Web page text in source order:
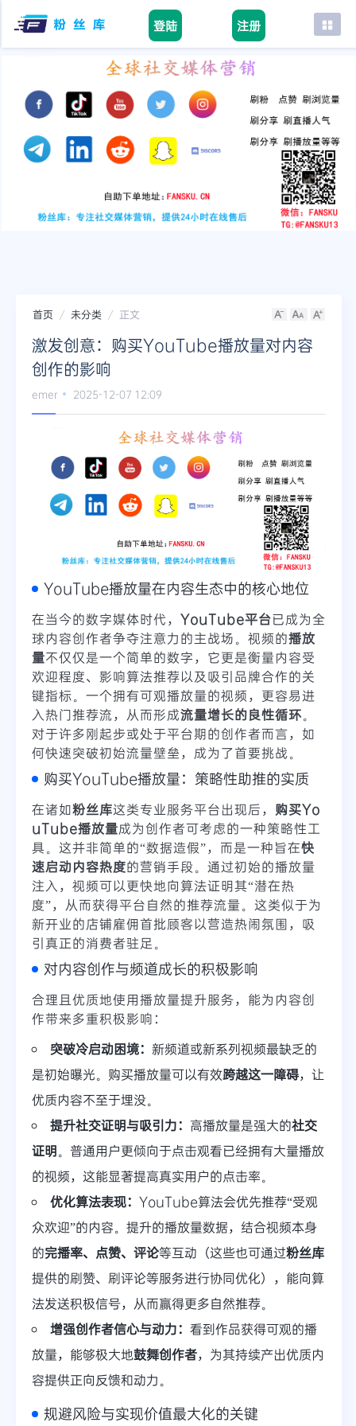
登陆 注册
首页
tiktok
youtube
instagram
首页 未分类 正文
激发创意：购买YouTube播放量对内容
创作的影响
emer 2025-12-07 12:09
YouTube播放量在内容生态中的核心地位
在当今的数字媒体时代， YouTube平台已成为全
球内容创作者争夺注意力的主战场。视频的播放
量不仅仅是一个简单的数字，它更是衡量内容受
欢迎程度、影响算法推荐以及吸引品牌合作的关
键指标。一个拥有可观播放量的视频，更容易进
入热门推荐流，从而形成流量增长的良性循环。
对于许多刚起步或处于平台期的创作者而言，如
何快速突破初始流量壁垒，成为了首要挑战。
购买YouTube播放量：策略性助推的实质
在诸如粉丝库这类专业服务平台出现后， 购买Yo
uTube播放量成为创作者可考虑的一种策略性工
具。这并非简单的“数据造假”，而是一种旨在快
速启动内容热度的营销手段。通过初始的播放量
注入，视频可以更快地向算法证明其“潜在热
度”，从而获得平台自然的推荐流量。这类似于为
新开业的店铺雇佣首批顾客以营造热闹氛围，吸
引真正的消费者驻足。
对内容创作与频道成长的积极影响
合理且优质地使用播放量提升服务，能为内容创
作带来多重积极影响：
突破冷启动困境： 新频道或新系列视频最缺乏的
是初始曝光。购买播放量可以有效跨越这一障碍，让
优质内容不至于埋没。
提升社交证明与吸引力： 高播放量是强大的社交
证明。普通用户更倾向于点击观看已经拥有大量播放
的视频，这能显著提高真实用户的点击率。
优化算法表现： YouTube算法会优先推荐“受观
众欢迎”的内容。提升的播放量数据，结合视频本身
的完播率、点赞、评论等互动（这些也可通过粉丝库
提供的刷赞、刷评论等服务进行协同优化），能向算
法发送积极信号，从而赢得更多自然推荐。
增强创作者信心与动力： 看到作品获得可观的播
放量，能够极大地鼓舞创作者，为其持续产出优质内
容提供正向反馈和动力。
规避风险与实现价值最大化的关键